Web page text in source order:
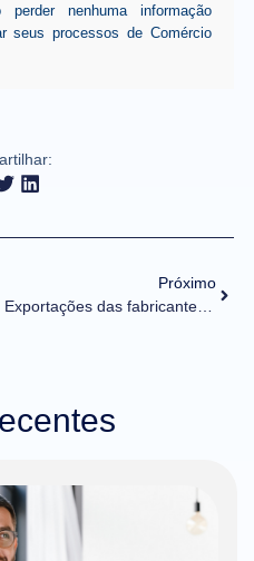
nenhuma informação
seus processos de Comércio
Próximo
Exportações das fabricantes nacionais apoiadas pelo Brazilian Health Devices crescem 31,1% em 2021